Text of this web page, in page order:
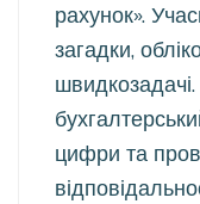
рахунок».
загадки,
цифри та